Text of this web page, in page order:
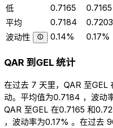
低
0.7165 0.7165
平均
0.7184 0.7203
波动性
0.14% 0.17%
QAR 到GEL 统计
在过去 7 天里，QAR 至
动。平均值为0.7184 ，波动
QAR 至GEL 在0.7165 和
，波动率为0.17% 。在过去